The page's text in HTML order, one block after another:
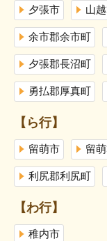
夕張市 山
余市郡余市町
夕張郡長沼町
勇払郡厚真町
【ら行】
留萌市 留
利尻郡利尻町
【わ行】
稚内市